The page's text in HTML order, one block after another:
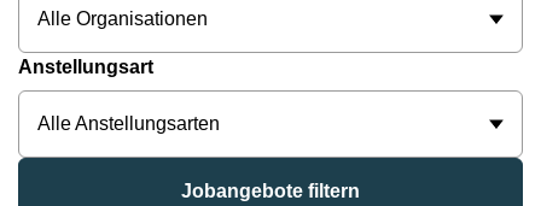
Alle Organisationen
Anstellungsart
Alle Anstellungsarten
Jobangebote filtern